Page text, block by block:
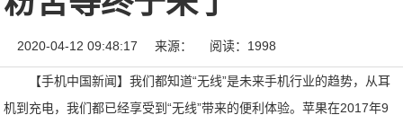
2020-04-12 09:48:17 来源： 阅读：1998
【手机中国新闻】我们都知道“无线”是未来手机行业的趋势，从耳
机到充电，我们都已经享受到“无线”带来的便利体验。苹果在2017年9